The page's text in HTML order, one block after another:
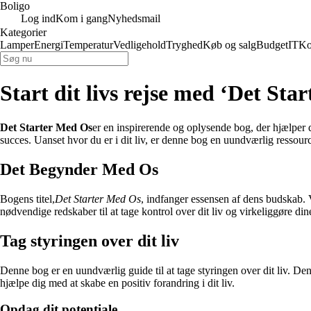
Boligo
Log indKom i gangNyhedsmail
Kategorier
LamperEnergiTemperaturVedligeholdTryghedKøb og salgBudgetIT
Start dit livs rejse med ‘Det
Det Starter Med Oser en inspirerende og oplysende bog, der
succes. Uanset hvor du er i dit liv, er denne bog en uundværlig
Det Begynder Med Os
Bogens titel,Det Starter Med Os, indfanger essensen af dens
nødvendige redskaber til at tage kontrol over dit liv og virkeliggøre
Tag styringen over dit liv
Denne bog er en uundværlig guide til at tage styringen over dit liv.
hjælpe dig med at skabe en positiv forandring i dit liv.